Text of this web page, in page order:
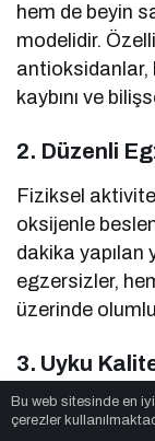
hem de beyin
modelidir.
antioksidanlar,
kaybını ve
2. Düzenli
Fiziksel
oksijenle
dakika yapılan
egzersizler,
üzerinde
3. Uyku
Yetersiz ve
Bu web sitesinde en
çerezler